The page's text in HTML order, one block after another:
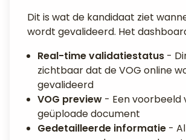
Dit is wat de kandidaat ziet
wordt gevalideerd. Het
Real-time validatiestatus -
zichtbaar dat de VOG online
gevalideerd
VOG preview - Een voorbeeld
geüploade document
Gedetailleerde informatie -